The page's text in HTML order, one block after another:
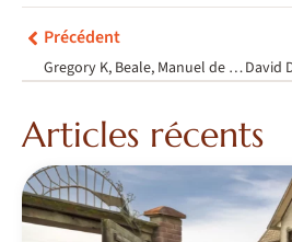
Précédent
Gregory K, Beale, Manuel de lecture de l’Ancien Testament par le Nouveau Testament
Articles récents